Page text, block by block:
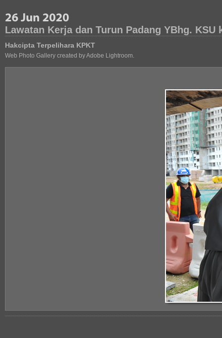
Lawatan Kerja dan Turun Padang YBhg.
Hakcipta Terpelihara KPKT
Web Photo Gallery created by Adobe Lightroom.